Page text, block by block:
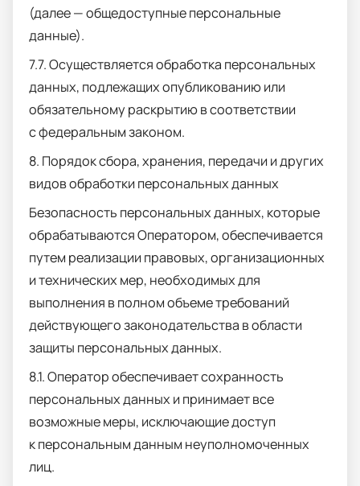
(далее — общедоступные персональные
данные).
7.7. Осуществляется обработка персональных
данных, подлежащих опубликованию или
обязательному раскрытию в соответствии
с федеральным законом.
8. Порядок сбора, хранения, передачи и других
видов обработки персональных данных
Безопасность персональных данных, которые
обрабатываются Оператором, обеспечивается
путем реализации правовых, организационных
и технических мер, необходимых для
выполнения в полном объеме требований
действующего законодательства в области
защиты персональных данных.
8.1. Оператор обеспечивает сохранность
персональных данных и принимает все
возможные меры, исключающие доступ
к персональным данным неуполномоченных
лиц.